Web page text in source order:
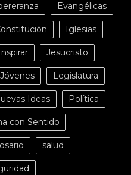
Evangélicas
Iglesias
Inspirar Jesucristo
Jóvenes Legislatura
Ideas Política
con Sentido
salud